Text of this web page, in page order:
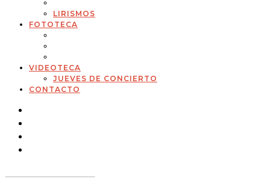
LIRISMOS
FOTOTECA
VIDEOTECA
JUEVES DE CONCIERTO
CONTACTO